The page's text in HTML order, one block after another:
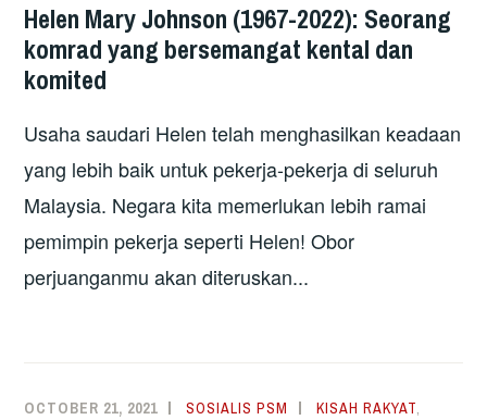
Helen Mary Johnson (1967-2022): Seorang
komrad yang bersemangat kental dan
komited
Usaha saudari Helen telah menghasilkan keadaan
yang lebih baik untuk pekerja-pekerja di seluruh
Malaysia. Negara kita memerlukan lebih ramai
pemimpin pekerja seperti Helen! Obor
perjuanganmu akan diteruskan...
OCTOBER 21, 2021 SOSIALIS PSM KISAH RAKYAT,